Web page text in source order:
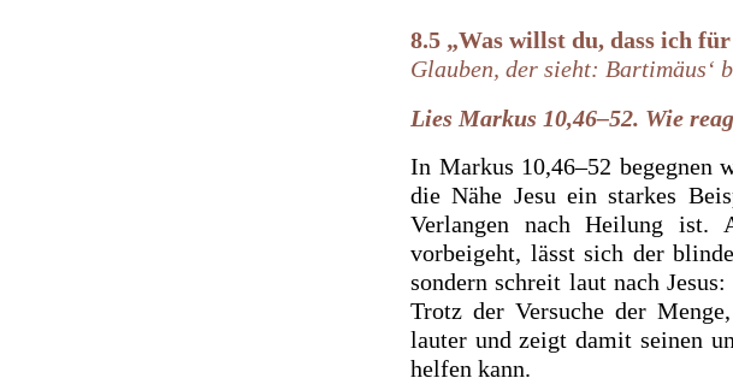
8.5 „Was willst du, dass ich
Glauben, der sieht: Bartimäus‘
Lies Markus 10,46–52. Wie
In Markus 10,46–52 begegnen
die Nähe Jesu ein starkes
Verlangen nach Heilung ist.
vorbeigeht, lässt sich der
sondern schreit laut nach
Trotz der Versuche der
lauter und zeigt damit seinen
helfen kann.